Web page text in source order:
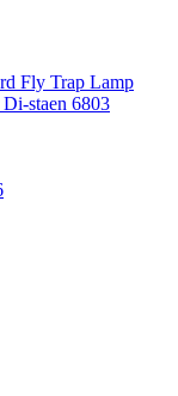
staen 6803